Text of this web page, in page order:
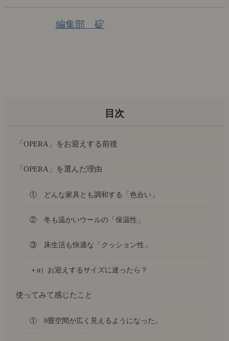
編集部 碇
「OPERA」をお迎えする前後
「OPERA」を選んだ理由
① どんな家具とも調和する「色合い」
② 冬も温かいウールの「保温性」
③ 床生活も快適な「クッション性」
＋α）お迎えするサイズに迷ったら？
使ってみて感じたこと
① 8畳空間が広く見えるようになった。